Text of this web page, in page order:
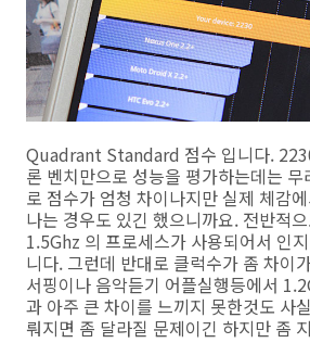
Quadrant Standard 점수 입니다.
론 벤치만으로 성능을 평가하는데는 무
로 점수가 엄청 차이나지만 실제 체감
나는 경우도 있긴 했으니까요. 전반적
1.5Ghz 의 프로세스가 사용되어서 인
니다. 그런데 반대로 클럭수가 좀 차이
서핑이나 음악듣기 어플실행등에서
과 아주 큰 차이를 느끼지 못한것도 사
뤄지면 좀 달라질 문제이긴 하지만 좀